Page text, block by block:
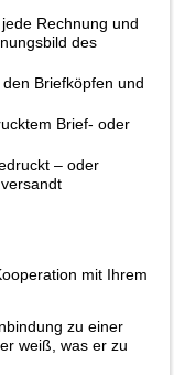
Rechnung und
des
Briefköpfen und
Brief- oder
– oder
mit Ihrem
zu einer
weiß, was er zu